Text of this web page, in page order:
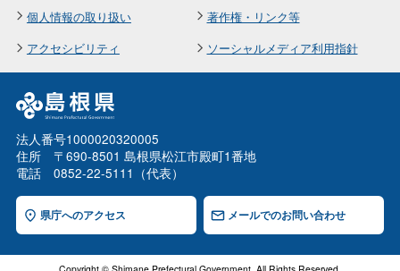
個人情報の取り扱い
著作権・リンク等
アクセシビリティ
ソーシャルメディア利用指針
法人番号1000020320005
住所 〒690-8501 島根県松江市殿町1番地
電話 0852-22-5111（代表）
県庁へのアクセス メールでのお問い合わせ